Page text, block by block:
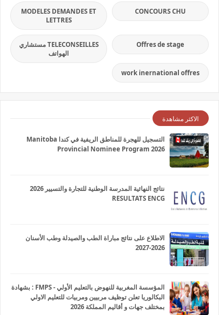
CONCOURS CHU
MODELES DEMANDES ET
LETTRES
Offres de stage
TELECONSEILLES مستشاري
الهواتف
work inernational offres
الاكثر مشاهدة
التسجيل للهجرة للمناطق الريفية في كندا Manitoba
Provincial Nominee Program 2026
نتائج النهائية المدرسة الوطنية للتجارة والتسيير 2026
RESULTATS ENCG
الاطلاع على نتائج مباراة الطب والصيدلة وطب الأسنان
2026-2027
المؤسسة المغربية للنهوض بالتعليم الأولي - FMPS : بشهادة
البكالوريا تعلن توظيف مربيين ومربيات للتعليم الاولي
بمختلف جهات و أقاليم المملكة 2026